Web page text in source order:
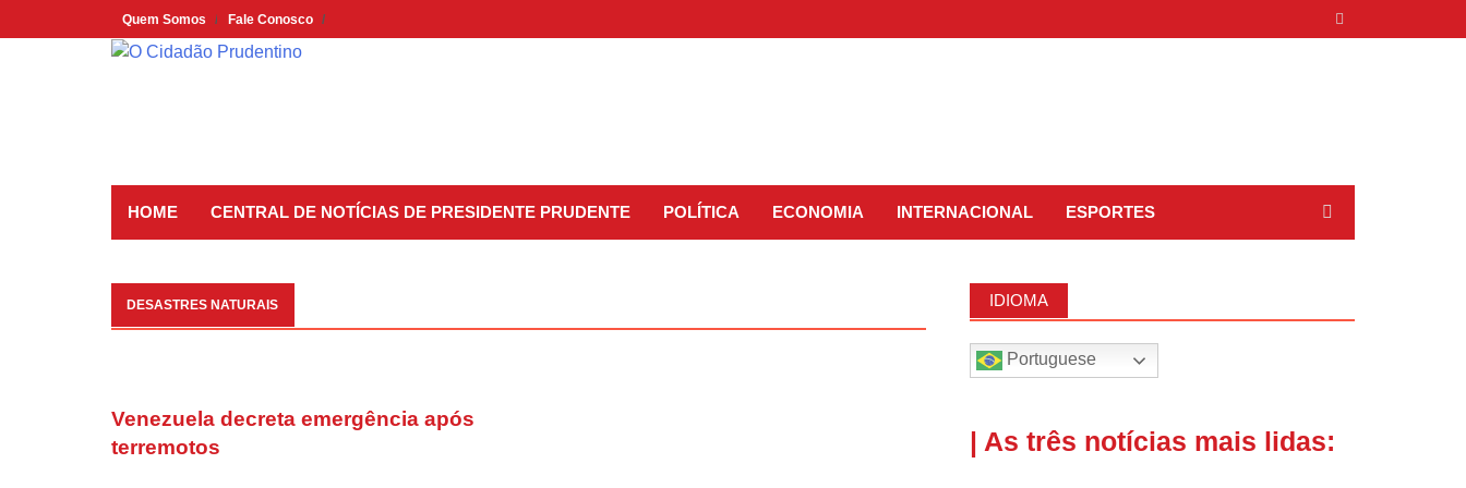
to
Quem Somos Fale Conosco
HOME CENTRAL DE NOTÍCIAS DE PRESIDENTE PRUDENTE POLÍTICA ECONOMIA INTERNACIONAL ESPORTES
DESASTRES NATURAIS
Venezuela decreta emergência após
terremotos
IDIOMA
Portuguese
| As três notícias mais lidas: